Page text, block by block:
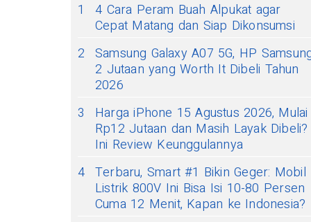
1
4 Cara Peram Buah Alpukat agar
Cepat Matang dan Siap Dikonsumsi
2 Samsung Galaxy A07 5G, HP
2 Jutaan yang Worth It Dibeli Tahun
2026
3
Harga iPhone 15 Agustus 2026, Mulai
Rp12 Jutaan dan Masih Layak Dibeli?
Ini Review Keunggulannya
4 Terbaru, Smart #1 Bikin Geger: Mobil
Listrik 800V Ini Bisa Isi 10-80 Persen
Cuma 12 Menit, Kapan ke Indonesia?